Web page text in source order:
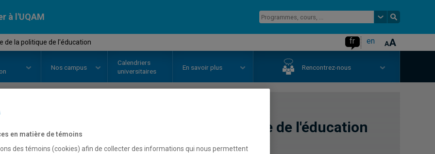
à l'UQAM
de la politique de l'éducation fr en
Nos campus
Calendriers
universitaires
En savoir plus Rencontrez-nous
POL5891 Analyse de la politique de l'éducation
en matière de témoins
des témoins (cookies) afin de collecter des informations qui nous permettent